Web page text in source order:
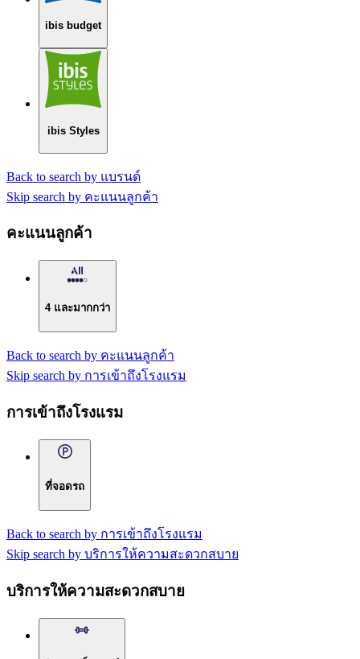
ibis budget
ibis Styles
Back to search by แบรนด์
Skip search by คะแนนลูกค้า
คะแนนลูกค้า
4 และมากกว่า
Back to search by คะแนนลูกค้า
Skip search by การเข้าถึงโรงแรม
การเข้าถึงโรงแรม
ที่จอดรถ
Back to search by การเข้าถึงโรงแรม
Skip search by บริการให้ความสะดวกสบาย
บริการให้ความสะดวกสบาย